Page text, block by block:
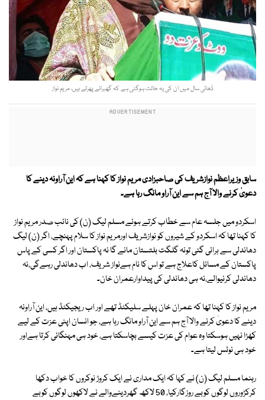
ڈھائی سال میں ان کی یہ حالت ہوگئی ہے کہ گھبرائے پھرتے ہیں، مریم نواز
سابق وزیراعظم نوازشریف کی صاحبزادی مریم نواز کا کہنا ہے کہاین آراونہ دینے کا
دعویٰ کرنے والا آج ہم سے این آراو مانگ رہا ہے۔
اسکردو میں جلسہ عام سے خطاب کرتے ہوئے مسلم لیگ (ن) کی نائب صدر مریم نواز
کا کہنا تھا کہ اسکردو کے شیروں کو نوازشریف اورمریم نواز کا سلام پہنچے، اگر (ن) لیگ
دھاندلی سے ہرائی گئی تونہ گلگت بلتستان مانے گا نہ پاکستان اور اگر کسی کے پاس
پاکستان کے مسائل کاعلاج ہے تو اس کا نام ہےنواز شریف، اب دھاندلی رہےگی،نہ
دھاندلی کرنیوالے،نہ ہی دھاندلی کی پیداوارعمران خان۔
مریم نواز کا کہنا تھا کہ عمران خان پہلے سلیکٹڈ تھے اور اب ریجیکٹڈ ہیں، این آراونہ
دینے کا دعویٰ کرنے والا آج ہم سے این آراو مانگ رہا ہے، جو انسان اپنی عزت کے لیے
کھڑا نہیں ہوسکتا وہ عوام کی عزت کیسے بچاسکتا ہے، خود ہی مہنگائی کرتا ہےاور
خود ہی نوٹس لیتا ہے۔
رہنما مسلم لیگ (ن) نے کہا کہ ایک مداری نے ایک کروڑ نوکروں کا خواب دکھا
کرکڑوروں لوگوں کوبے روزگارکیا، 50 لاکھ گھردینےوالے نے لاکھوں لوگوں کوبے